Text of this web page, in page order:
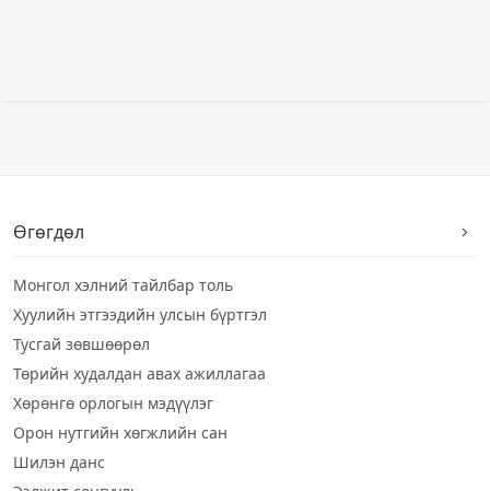
Өгөгдөл
Монгол хэлний тайлбар толь
Хуулийн этгээдийн улсын бүртгэл
Тусгай зөвшөөрөл
Төрийн худалдан авах ажиллагаа
Хөрөнгө орлогын мэдүүлэг
Орон нутгийн хөгжлийн сан
Шилэн данс